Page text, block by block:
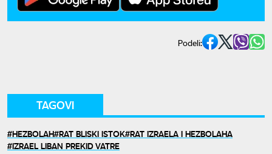
Podeli:
TAGOVI
HEZBOLAH RAT BLISKI ISTOK RAT IZRAELA I HEZBOLAHA
IZRAEL LIBAN PREKID VATRE